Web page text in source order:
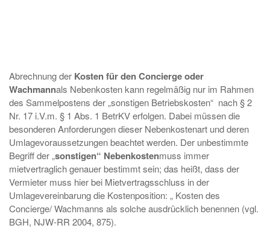
Abrechnung der Kosten für den Concierge oder
Wachmannals Nebenkosten kann regelmäßig nur im Rahmen
des Sammelpostens der „sonstigen Betriebskosten“ nach § 2
Nr. 17 i.V.m. § 1 Abs. 1 BetrKV erfolgen. Dabei müssen die
besonderen Anforderungen dieser Nebenkostenart und deren
Umlagevoraussetzungen beachtet werden. Der unbestimmte
Begriff der „sonstigen“ Nebenkostenmuss immer
mietvertraglich genauer bestimmt sein; das heißt, dass der
Vermieter muss hier bei Mietvertragsschluss in der
Umlagevereinbarung die Kostenposition: „ Kosten des
Concierge/ Wachmanns als solche ausdrücklich benennen (vgl.
BGH, NJW-RR 2004, 875).